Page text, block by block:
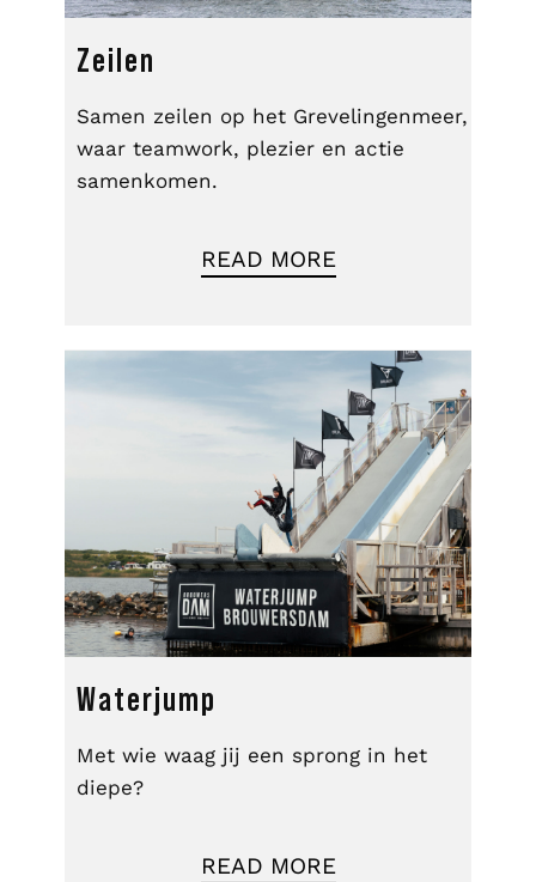
Zeilen
Samen zeilen op het Grevelingenmeer,
waar teamwork, plezier en actie
samenkomen.
READ MORE
Waterjump
Met wie waag jij een sprong in het
diepe?
READ MORE